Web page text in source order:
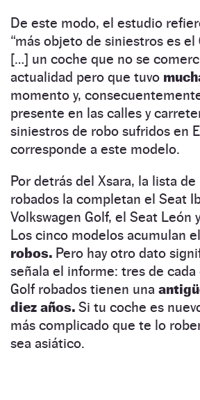
De este modo, el estudio
“más objeto de siniestros es el
[…] un coche que no se
actualidad pero que tuvo
momento y,
presente en las calles y
siniestros de robo sufridos en
corresponde a este modelo.
Por detrás del Xsara, la lista
robados la completan el Seat
Volkswagen Golf, el Seat León
Los cinco modelos acumulan el
robos. Pero hay otro dato
señala el informe: tres de cada
Golf robados tienen una
diez años. Si tu coche es
más complicado que te lo
sea asiático.